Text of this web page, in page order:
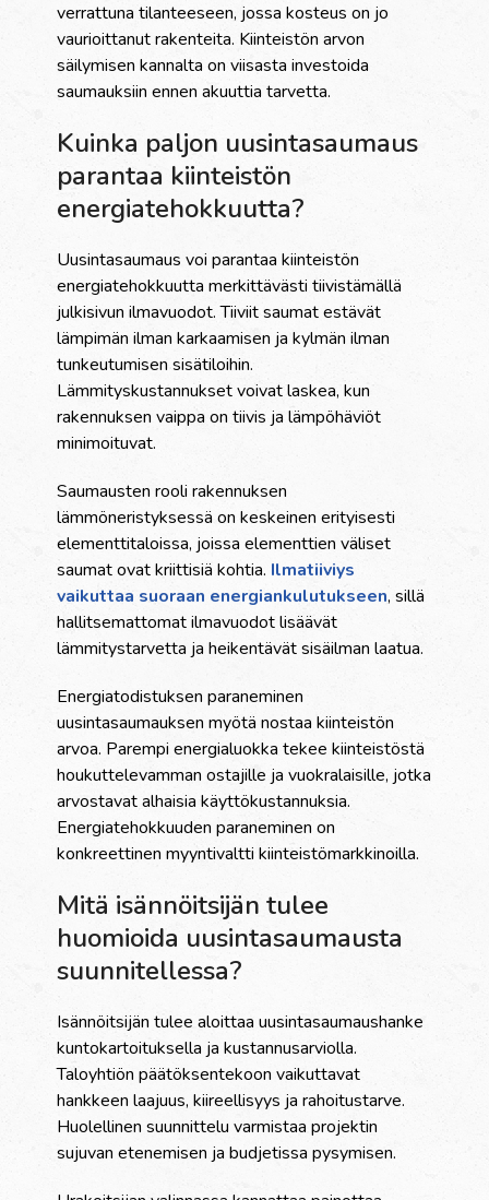
verrattuna tilanteeseen, jossa kosteus on jo
vaurioittanut rakenteita. Kiinteistön arvon
säilymisen kannalta on viisasta investoida
saumauksiin ennen akuuttia tarvetta.
Kuinka paljon uusintasaumaus
parantaa kiinteistön
energiatehokkuutta?
Uusintasaumaus voi parantaa kiinteistön
energiatehokkuutta merkittävästi tiivistämällä
julkisivun ilmavuodot. Tiiviit saumat estävät
lämpimän ilman karkaamisen ja kylmän ilman
tunkeutumisen sisätiloihin.
Lämmityskustannukset voivat laskea, kun
rakennuksen vaippa on tiivis ja lämpöhäviöt
minimoituvat.
Saumausten rooli rakennuksen
lämmöneristyksessä on keskeinen erityisesti
elementtitaloissa, joissa elementtien väliset
saumat ovat kriittisiä kohtia. Ilmatiiviys
vaikuttaa suoraan energiankulutukseen, sillä
hallitsemattomat ilmavuodot lisäävät
lämmitystarvetta ja heikentävät sisäilman laatua.
Energiatodistuksen paraneminen
uusintasaumauksen myötä nostaa kiinteistön
arvoa. Parempi energialuokka tekee kiinteistöstä
houkuttelevamman ostajille ja vuokralaisille, jotka
arvostavat alhaisia käyttökustannuksia.
Energiatehokkuuden paraneminen on
konkreettinen myyntivaltti kiinteistömarkkinoilla.
Mitä isännöitsijän tulee
huomioida uusintasaumausta
suunnitellessa?
Isännöitsijän tulee aloittaa uusintasaumaushanke
kuntokartoituksella ja kustannusarviolla.
Taloyhtiön päätöksentekoon vaikuttavat
hankkeen laajuus, kiireellisyys ja rahoitustarve.
Huolellinen suunnittelu varmistaa projektin
sujuvan etenemisen ja budjetissa pysymisen.